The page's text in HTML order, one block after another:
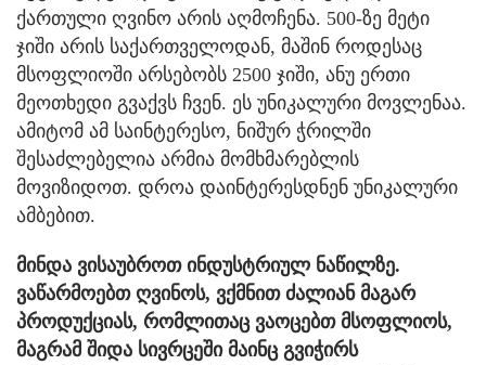
ქართული ღვინო არის აღმოჩენა. 500-ზე მეტი
ჯიში არის საქართველოდან, მაშინ როდესაც
მსოფლიოში არსებობს 2500 ჯიში, ანუ ერთი
მეოთხედი გვაქვს ჩვენ. ეს უნიკალური მოვლენაა.
ამიტომ ამ საინტერესო, ნიშურ ჭრილში
შესაძლებელია არმია მომხმარებლის
მოვიზიდოთ. დროა დაინტერესდნენ უნიკალური
ამბებით.
მინდა ვისაუბროთ ინდუსტრიულ ნაწილზე.
ვაწარმოებთ ღვინოს, ვქმნით ძალიან მაგარ
პროდუქციას, რომლითაც ვაოცებთ მსოფლიოს,
მაგრამ შიდა სივრცეში მაინც გვიჭირს